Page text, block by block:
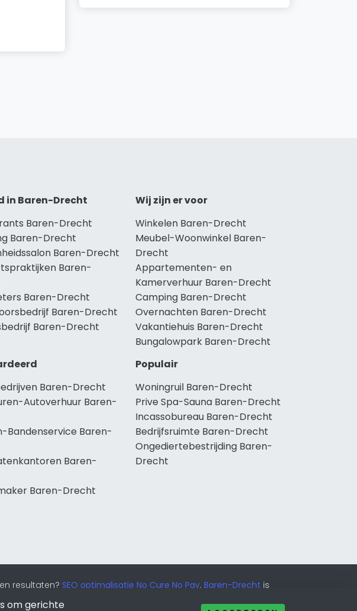
in Baren-Drecht
Baren-Drecht
Baren-Drecht
Baren-Drecht
Baren-
Baren-Drecht
Baren-Drecht
Baren-Drecht
Wij zijn er voor
Winkelen Baren-Drecht
Meubel-Woonwinkel Baren-
Drecht
Appartementen- en
Kamerverhuur Baren-Drecht
Camping Baren-Drecht
Overnachten Baren-Drecht
Vakantiehuis Baren-Drecht
Bungalowpark Baren-Drecht
Baren-Drecht
Autoverhuur Baren-
Bandenservice Baren-
Baren-
Baren-Drecht
Populair
Woningruil Baren-Drecht
Prive Spa-Sauna Baren-Drecht
Incassobureau Baren-Drecht
Bedrijfsruimte Baren-Drecht
Ongediertebestrijding Baren-
Drecht
resultaten? SEO optimalisatie No Cure No Pay. Baren-Drecht is
om gerichte